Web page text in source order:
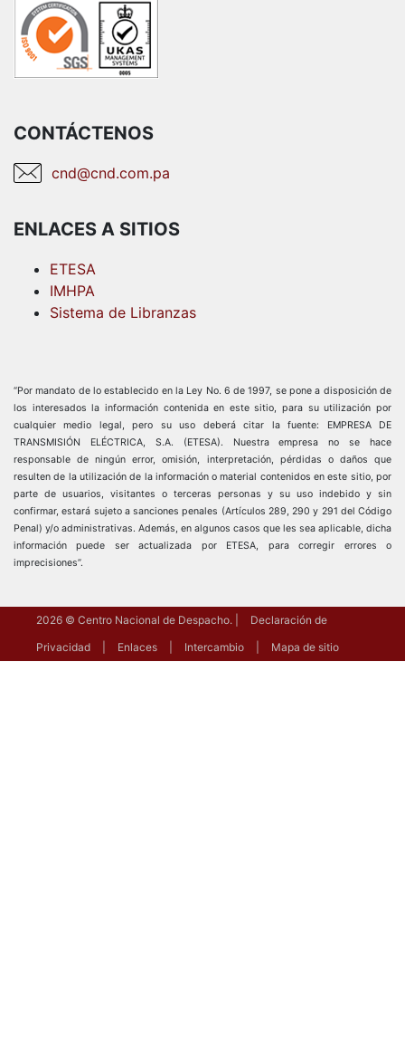
CONTÁCTENOS
cnd@cnd.com.pa
ENLACES A SITIOS
ETESA
IMHPA
Sistema de Libranzas
“Por mandato de lo establecido en la Ley No. 6 de 1997, se pone a disposición de
los interesados la información contenida en este sitio, para su utilización por
cualquier medio legal, pero su uso deberá citar la fuente: EMPRESA DE
TRANSMISIÓN ELÉCTRICA, S.A. (ETESA). Nuestra empresa no se hace
responsable de ningún error, omisión, interpretación, pérdidas o daños que
resulten de la utilización de la información o material contenidos en este sitio, por
parte de usuarios, visitantes o terceras personas y su uso indebido y sin
confirmar, estará sujeto a sanciones penales (Artículos 289, 290 y 291 del Código
Penal) y/o administrativas. Además, en algunos casos que les sea aplicable, dicha
información puede ser actualizada por ETESA, para corregir errores o
imprecisiones”.
2026 © Centro Nacional de Despacho.
Declaración de
Privacidad
Enlaces Intercambio Mapa de sitio